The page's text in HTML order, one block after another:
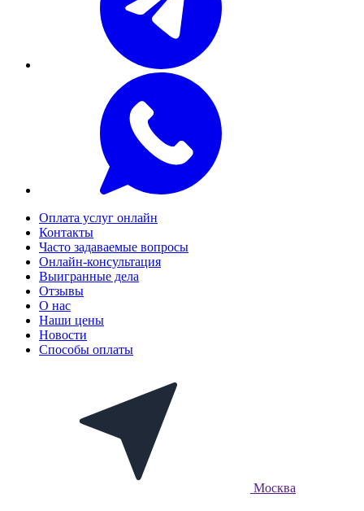
Оплата услуг онлайн
Контакты
Часто задаваемые вопросы
Онлайн-консультация
Выигранные дела
Отзывы
О нас
Наши цены
Новости
Способы оплаты
Москва